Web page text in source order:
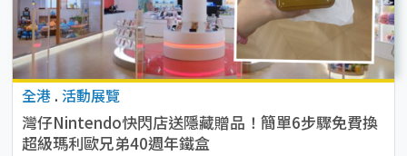
全港 . 活動展覽
灣仔Nintendo快閃店送隱藏贈品！簡單6步驟免費換
超級瑪利歐兄弟40週年鐵盒